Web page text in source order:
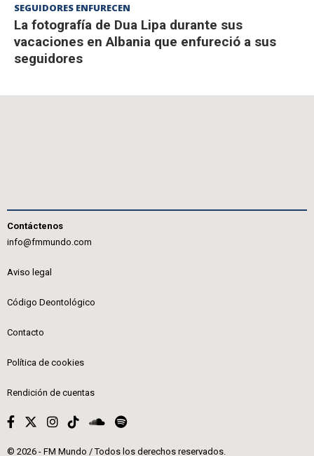
SEGUIDORES ENFURECEN
La fotografía de Dua Lipa durante sus
vacaciones en Albania que enfureció a sus
seguidores
Contáctenos
info@fmmundo.com
Aviso legal
Código Deontológico
Contacto
Política de cookies
Rendición de cuentas
© 2026 - FM Mundo / Todos los derechos reservados.